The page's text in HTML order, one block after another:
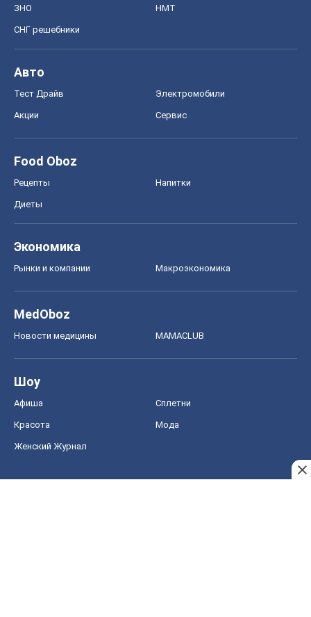
ЗНО НМТ
СНГ решебники
Авто
Тест Драйв Электромобили
Акции Сервис
Food Oboz
Рецепты Напитки
Диеты
Экономика
Рынки и компании Mакроэкономика
MedOboz
Новости медицины MAMACLUB
Шоу
Афиша Сплетни
Красота Мода
Женский Журнал